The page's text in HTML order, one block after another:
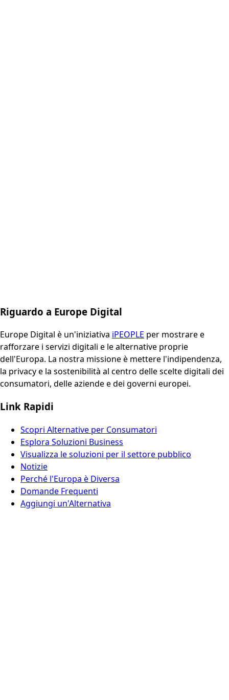
Riguardo a Europe Digital
Europe Digital è un'iniziativa iPEOPLE per mostrare e
rafforzare i servizi digitali e le alternative proprie
dell'Europa. La nostra missione è mettere l'indipendenza,
la privacy e la sostenibilità al centro delle scelte digitali dei
consumatori, delle aziende e dei governi europei.
Link Rapidi
Scopri Alternative per Consumatori
Esplora Soluzioni Business
Visualizza le soluzioni per il settore pubblico
Notizie
Perché l'Europa è Diversa
Domande Frequenti
Aggiungi un'Alternativa